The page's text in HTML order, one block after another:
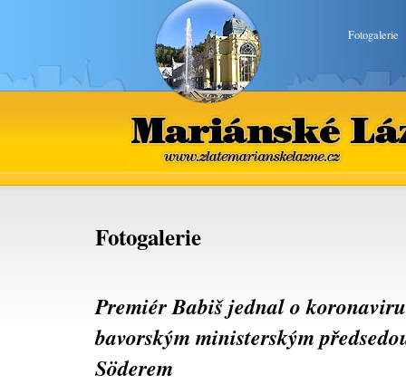
Fotogalerie
Mariánské Lázně
www.zlatemarianskelazne.cz
Fotogalerie
Premiér Babiš jednal o
bavorským ministerským
Söderem